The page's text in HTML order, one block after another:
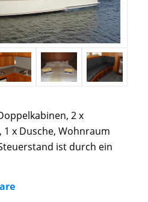
2 x
1 x Dusche, Wohnraum
ist durch ein